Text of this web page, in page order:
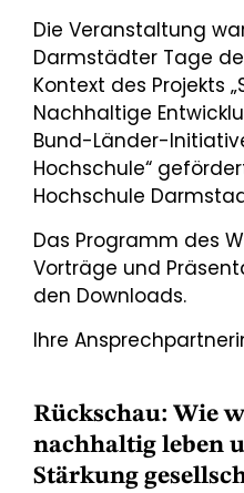
Die Veranstaltung
Darmstädter Tage
Kontext des Projekts
Nachhaltige
Bund-Länder-
Hochschule“
Hochschule
Das Programm des
Vorträge und
den Downloads.
Ihre
Rückschau: Wie
nachhaltig leben
Stärkung